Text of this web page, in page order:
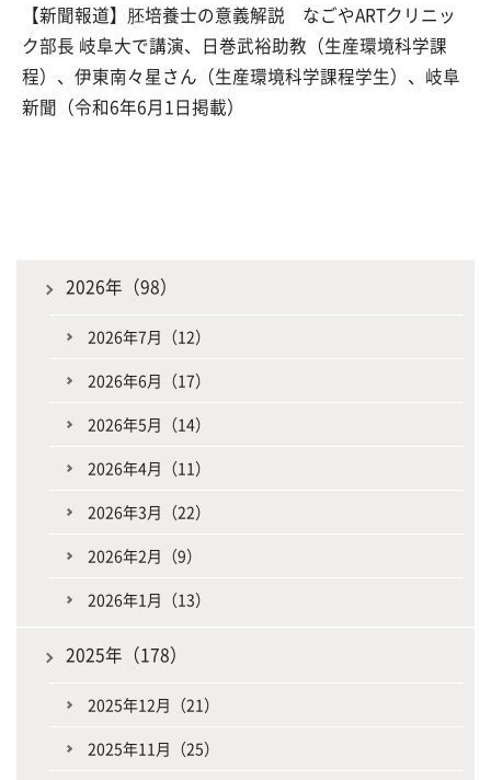
【新聞報道】胚培養士の意義解説 なごやARTクリニッ
ク部長 岐阜大で講演、日巻武裕助教（生産環境科学課
程）、伊東南々星さん（生産環境科学課程学生）、岐阜
新聞（令和6年6月1日掲載）
2026年（98）
2026年7月（12）
2026年6月（17）
2026年5月（14）
2026年4月（11）
2026年3月（22）
2026年2月（9）
2026年1月（13）
2025年（178）
2025年12月（21）
2025年11月（25）